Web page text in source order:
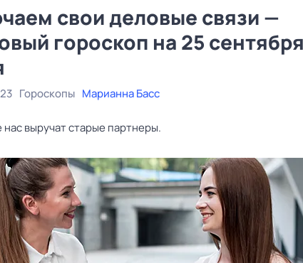
свои деловые связи —
гороскоп на 25
Гороскопы Марианна Басс
выручат старые партнеры.